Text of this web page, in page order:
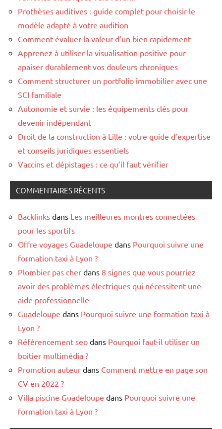
Prothèses auditives : guide complet pour choisir le
modèle adapté à votre audition
Comment évaluer la valeur d’un bien rapidement
Apprenez à utiliser la visualisation positive pour
apaiser durablement vos douleurs chroniques
Comment structurer un portfolio immobilier avec une
SCI familiale
Autonomie et survie : les équipements clés pour
devenir indépendant
Droit de la construction à Lille : votre guide d’expertise
et conseils juridiques essentiels
Vaccins et dépistages : ce qu’il faut vérifier
COMMENTAIRES RÉCENTS
Backlinks dans Les meilleures montres connectées
pour les sportifs
Offre voyages Guadeloupe dans Pourquoi suivre une
formation taxi à Lyon ?
Plombier pas cher dans 8 signes que vous pourriez
avoir des problèmes électriques qui nécessitent une
aide professionnelle
Guadeloupe dans Pourquoi suivre une formation taxi à
Lyon ?
Référencement seo dans Pourquoi faut-il utiliser un
boitier multimédia ?
Promotion auteur dans Comment mettre en page son
CV en 2022 ?
Villa piscine Guadeloupe dans Pourquoi suivre une
formation taxi à Lyon ?